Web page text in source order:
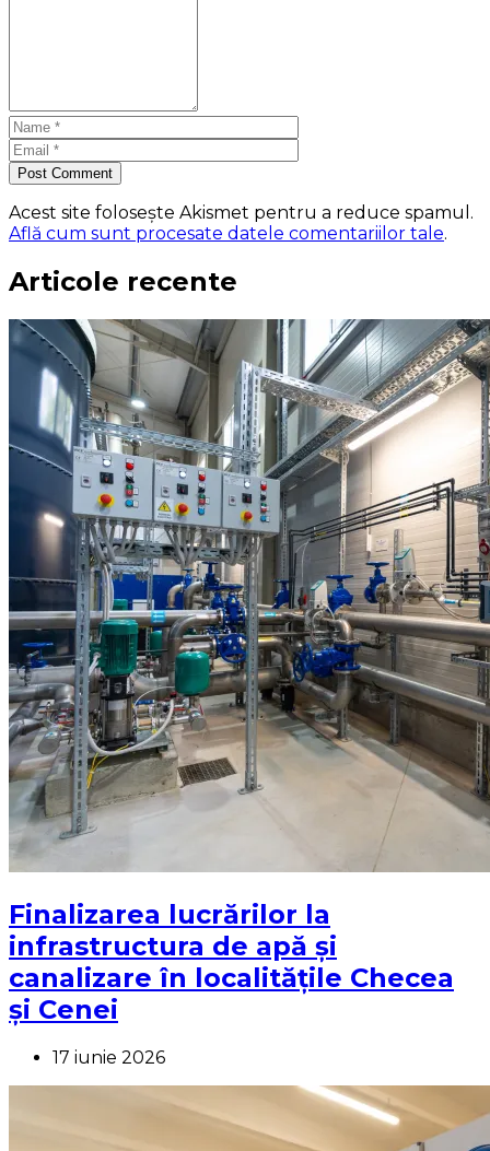
Post Comment
Acest site folosește Akismet pentru a reduce spamul.
Află cum sunt procesate datele comentariilor tale.
Articole recente
Finalizarea lucrărilor la
infrastructura de apă și
canalizare în localitățile Checea
și Cenei
17 iunie 2026